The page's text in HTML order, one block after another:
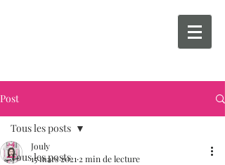
Post
Tous les posts
Tous les posts
Jouly
15 mars 2021 2 min de lecture